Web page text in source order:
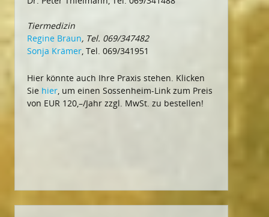
Tiermedizin
Regine Braun, Tel. 069/347482
Sonja Krämer, Tel. 069/341951
Hier könnte auch Ihre Praxis stehen. Klicken
Sie hier, um einen Sossenheim-Link zum Preis
von EUR 120,–/Jahr zzgl. MwSt. zu bestellen!